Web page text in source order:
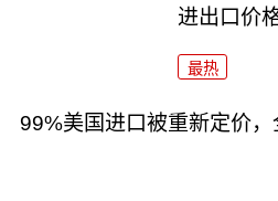
进出口价
最热
99%美国进口被重新定价